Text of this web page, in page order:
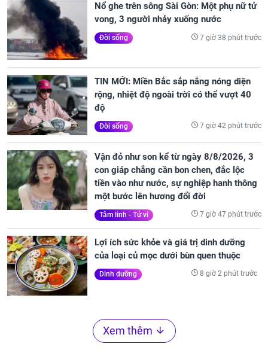
Nổ ghe trên sông Sài Gòn: Một phụ nữ tử
vong, 3 người nhảy xuống nước
Đời sống 7 giờ 38 phút trước
TIN MỚI: Miền Bắc sắp nắng nóng diện
rộng, nhiệt độ ngoài trời có thể vượt 40
độ
Đời sống 7 giờ 42 phút trước
Vận đỏ như son kể từ ngày 8/8/2026, 3
con giáp chẳng cần bon chen, đắc lộc
tiền vào như nước, sự nghiệp hanh thông
một bước lên hương đổi đời
Tâm linh - Tử vi 7 giờ 47 phút trước
Lợi ích sức khỏe và giá trị dinh dưỡng
của loại củ mọc dưới bùn quen thuộc
Dinh dưỡng 8 giờ 2 phút trước
Xem thêm